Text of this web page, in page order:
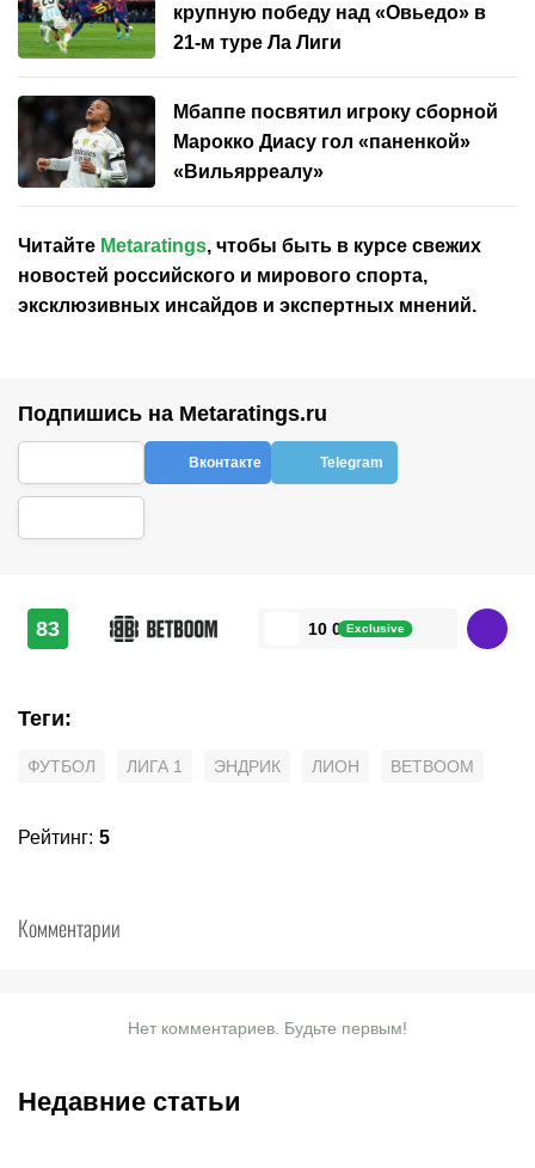
крупную победу над «Овьедо» в
21-м туре Ла Лиги
Мбаппе посвятил игроку сборной
Марокко Диасу гол «паненкой»
«Вильярреалу»
Читайте Metaratings, чтобы быть в курсе свежих
новостей российского и мирового спорта,
эксклюзивных инсайдов и экспертных мнений.
Подпишись на Metaratings.ru
Вконтакте Telegram
83 10 000 ₽Exclusive
Теги:
ФУТБОЛ ЛИГА 1 ЭНДРИК ЛИОН BETBOOM
Рейтинг: 5
Комментарии
Нет комментариев. Будьте первым!
Недавние статьи